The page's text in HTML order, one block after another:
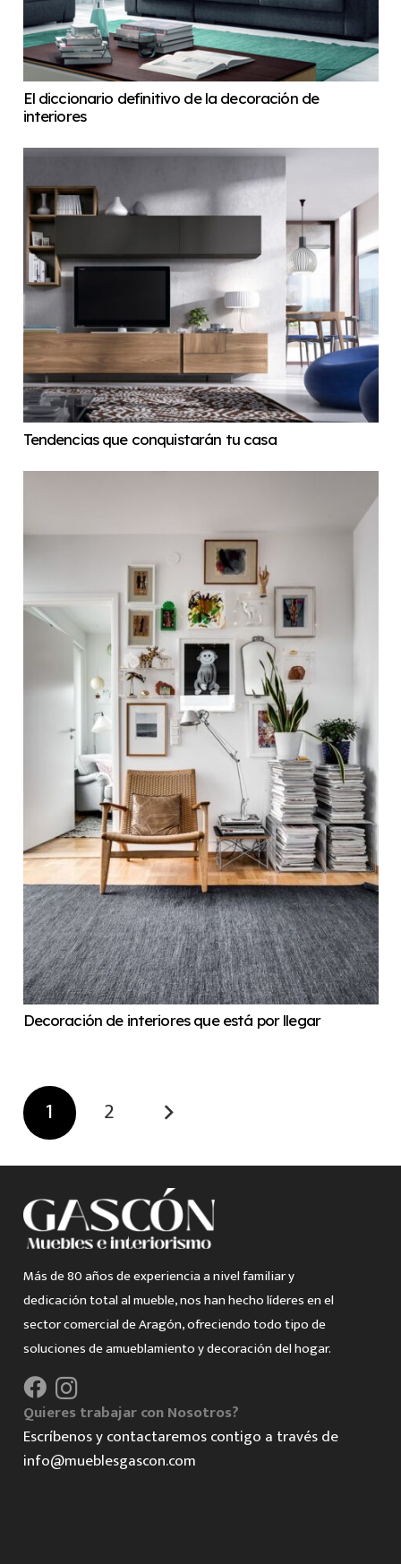
El diccionario definitivo de la decoración de
interiores
Tendencias que conquistarán tu casa
Decoración de interiores que está por llegar
1 2
Más de 80 años de experiencia a nivel familiar y
dedicación total al mueble, nos han hecho líderes en el
sector comercial de Aragón, ofreciendo todo tipo de
soluciones de amueblamiento y decoración del hogar.
Quieres trabajar con Nosotros?
Escríbenos y contactaremos contigo a través de
info@mueblesgascon.com